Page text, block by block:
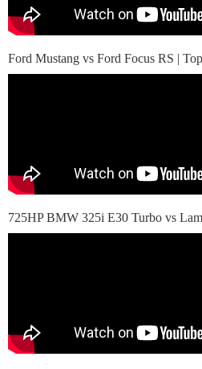
Ford Mustang vs Ford Focus RS |
725HP BMW 325i E30 Turbo vs